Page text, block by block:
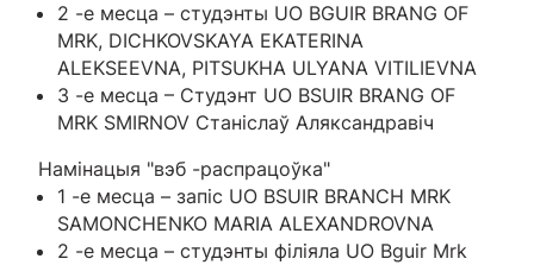
2 -е месца – студэнты UO BGUIR BRANG OF
MRK, DICHKOVSKAYA EKATERINA
ALEKSEEVNA, PITSUKHA ULYANA VITILIEVNA
3 -е месца – Студэнт UO BSUIR BRANG OF
MRK SMIRNOV Станіслаў Аляксандравіч
Намінацыя "вэб -распрацоўка"
1 -е месца – запіс UO BSUIR BRANCH MRK
SAMONCHENKO MARIA ALEXANDROVNA
2 -е месца – студэнты філіяла UO Bguir Mrk